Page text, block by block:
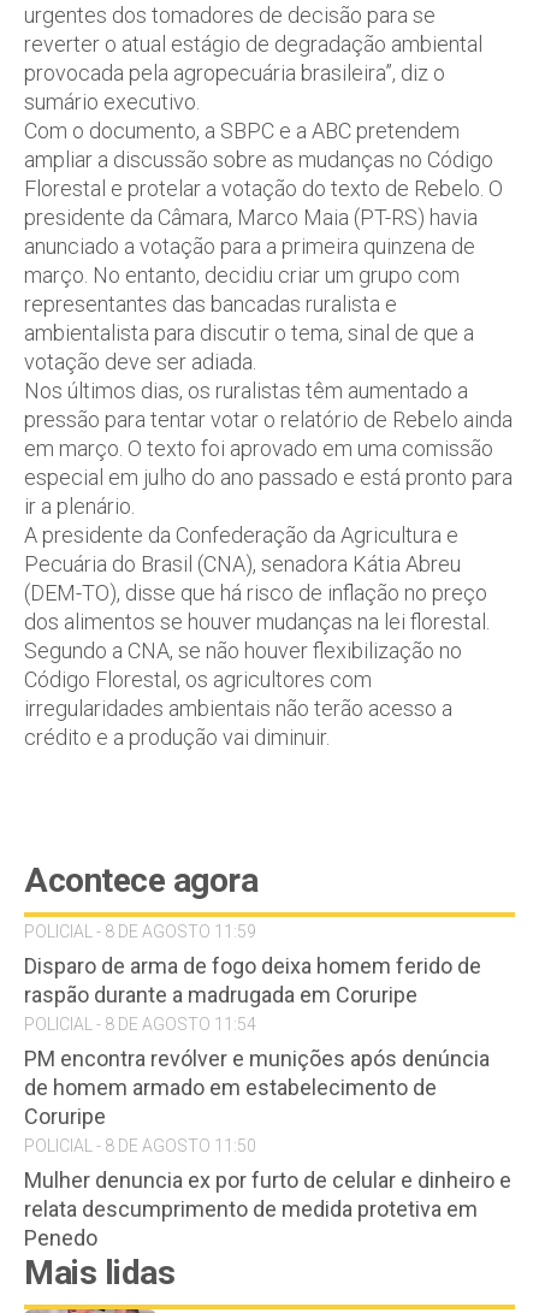
urgentes dos tomadores de decisão para se
reverter o atual estágio de degradação ambiental
provocada pela agropecuária brasileira”, diz o
sumário executivo.
Com o documento, a SBPC e a ABC pretendem
ampliar a discussão sobre as mudanças no Código
Florestal e protelar a votação do texto de Rebelo. O
presidente da Câmara, Marco Maia (PT-RS) havia
anunciado a votação para a primeira quinzena de
março. No entanto, decidiu criar um grupo com
representantes das bancadas ruralista e
ambientalista para discutir o tema, sinal de que a
votação deve ser adiada.
Nos últimos dias, os ruralistas têm aumentado a
pressão para tentar votar o relatório de Rebelo ainda
em março. O texto foi aprovado em uma comissão
especial em julho do ano passado e está pronto para
ir a plenário.
A presidente da Confederação da Agricultura e
Pecuária do Brasil (CNA), senadora Kátia Abreu
(DEM-TO), disse que há risco de inflação no preço
dos alimentos se houver mudanças na lei florestal.
Segundo a CNA, se não houver flexibilização no
Código Florestal, os agricultores com
irregularidades ambientais não terão acesso a
crédito e a produção vai diminuir.
Acontece agora
POLICIAL - 8 DE AGOSTO 11:59
Disparo de arma de fogo deixa homem ferido de
raspão durante a madrugada em Coruripe
POLICIAL - 8 DE AGOSTO 11:54
PM encontra revólver e munições após denúncia
de homem armado em estabelecimento de
Coruripe
POLICIAL - 8 DE AGOSTO 11:50
Mulher denuncia ex por furto de celular e dinheiro e
relata descumprimento de medida protetiva em
Penedo
Mais lidas